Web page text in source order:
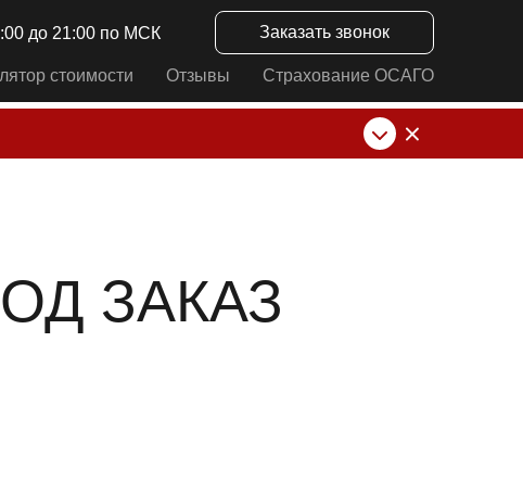
до 21:00 по МСК Заказать звонок
стоимости Отзывы Страхование ОСАГО
ЗАКАЗ